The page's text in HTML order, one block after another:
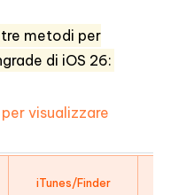
metodi per
di iOS 26:
visualizzare
iTunes/Finder